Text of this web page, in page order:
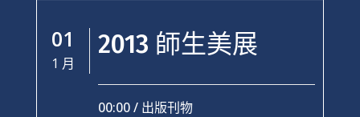
01
1 月
2013 師生美展
00:00 / 出版刊物